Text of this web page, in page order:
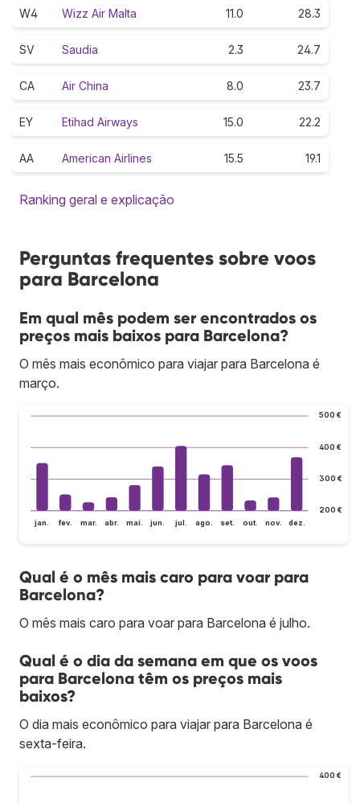
W4 Wizz Air Malta 11.0 28.3
SV Saudia 2.3 24.7
CA Air China 8.0 23.7
EY Etihad Airways 15.0 22.2
AA American Airlines 15.5 19.1
Ranking geral e explicação
Perguntas frequentes sobre voos
para Barcelona
Em qual mês podem ser encontrados os
preços mais baixos para Barcelona?
O mês mais econômico para viajar para Barcelona é
março.
200 €
300 €
400 €
500 €
jan. fev. mar. abr. mai. jun. jul. ago. set. out. nov. dez.
Qual é o mês mais caro para voar para
Barcelona?
O mês mais caro para voar para Barcelona é julho.
Qual é o dia da semana em que os voos
para Barcelona têm os preços mais
baixos?
O dia mais econômico para viajar para Barcelona é
sexta-feira.
400 €